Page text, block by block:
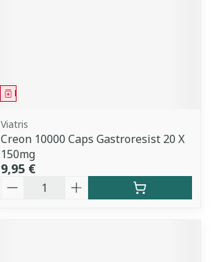
Médicament
Viatris
Creon 10000 Caps Gastroresist 20 X
150mg
9,95 €
Quantité